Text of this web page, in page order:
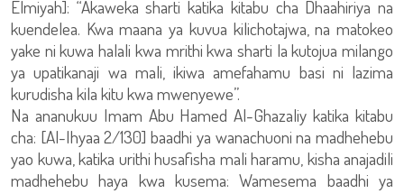
Elmiyah]: “Akaweka sharti katika kitabu cha Dhaahiriya na
kuendelea. Kwa maana ya kuvua kilichotajwa, na matokeo
yake ni kuwa halali kwa mrithi kwa sharti la kutojua milango
ya upatikanaji wa mali, ikiwa amefahamu basi ni lazima
kurudisha kila kitu kwa mwenyewe”.
Na ananukuu Imam Abu Hamed Al-Ghazaliy katika kitabu
cha: [Al-Ihyaa 2/130] baadhi ya wanachuoni na madhehebu
yao kuwa, katika urithi husafisha mali haramu, kisha anajadili
madhehebu haya kwa kusema: Wamesema baadhi ya